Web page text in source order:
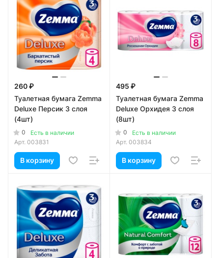
260 ₽
Туалетная бумага Zemma
Deluxe Персик 3 слоя
(4шт)
0
Есть в наличии
Арт. 003831
В корзину
495 ₽
Туалетная бумага Zemma
Deluxe Орхидея 3 слоя
(8шт)
0
Есть в наличии
Арт. 003834
В корзину